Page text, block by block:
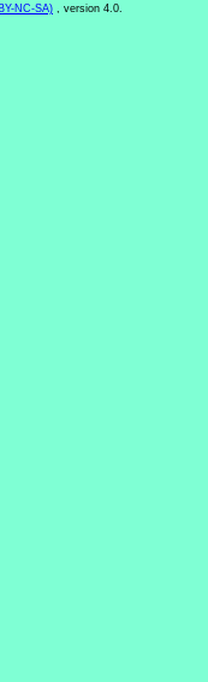
NC-SA) , version 4.0.